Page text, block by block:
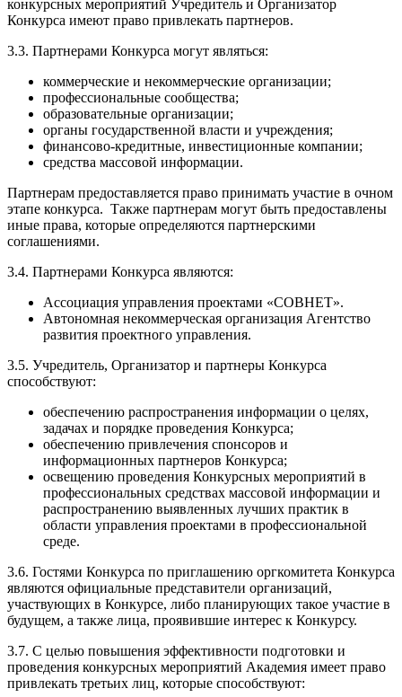
конкурсных мероприятий Учредитель и Организатор
Конкурса имеют право привлекать партнеров.
3.3. Партнерами Конкурса могут являться:
коммерческие и некоммерческие организации;
профессиональные сообщества;
образовательные организации;
органы государственной власти и учреждения;
финансово-кредитные, инвестиционные компании;
средства массовой информации.
Партнерам предоставляется право принимать участие в очном
этапе конкурса. Также партнерам могут быть предоставлены
иные права, которые определяются партнерскими
соглашениями.
3.4. Партнерами Конкурса являются:
Ассоциация управления проектами «СОВНЕТ».
Автономная некоммерческая организация Агентство
развития проектного управления.
3.5. Учредитель, Организатор и партнеры Конкурса
способствуют:
обеспечению распространения информации о целях,
задачах и порядке проведения Конкурса;
обеспечению привлечения спонсоров и
информационных партнеров Конкурса;
освещению проведения Конкурсных мероприятий в
профессиональных средствах массовой информации и
распространению выявленных лучших практик в
области управления проектами в профессиональной
среде.
3.6. Гостями Конкурса по приглашению оргкомитета Конкурса
являются официальные представители организаций,
участвующих в Конкурсе, либо планирующих такое участие в
будущем, а также лица, проявившие интерес к Конкурсу.
3.7. С целью повышения эффективности подготовки и
проведения конкурсных мероприятий Академия имеет право
привлекать третьих лиц, которые способствуют: